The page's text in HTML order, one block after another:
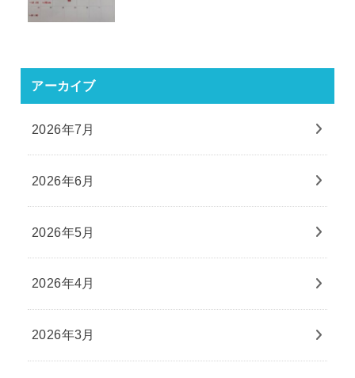
アーカイブ
2026年7月
2026年6月
2026年5月
2026年4月
2026年3月